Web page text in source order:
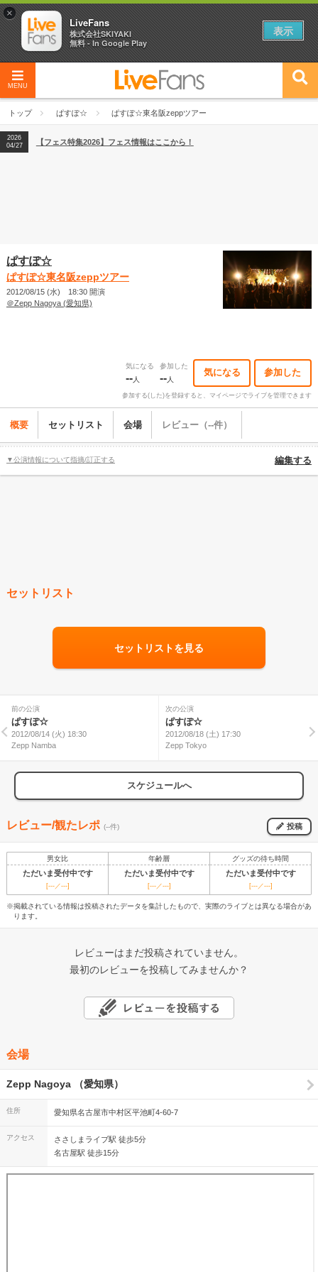
MENU
トップ ぱすぽ☆ ぱすぽ☆東名阪zeppツアー
2026
04/27
2026
【ライブ動員ランキング】2026年上半期編発表！
2026
04/27
【フェス特集2026】フェス情報はここから！
ぱすぽ☆
ぱすぽ☆東名阪zeppツアー
2012/08/15 (水) 18:30 開演
＠Zepp Nagoya (愛知県)
気になる
--人
参加した
--人
気になる 参加した
参加する(した)を登録すると、マイページでライブを管理できます
概要 セットリスト 会場 レビュー（--件）
▼公演情報について指摘/訂正する 編集する
セットリスト
セットリストを見る
前の公演
ぱすぽ☆
2012/08/14 (火) 18:30
Zepp Namba
次の公演
ぱすぽ☆
2012/08/18 (土) 17:30
Zepp Tokyo
スケジュールへ
レビュー/観たレポ (--件) 投稿
男女比 年齢層 グッズの待ち時間
ただいま受付中です ただいま受付中です ただいま受付中です
[---／---] [---／---] [---／---]
※掲載されている情報は投稿されたデータを集計したもので、実際のライブとは異なる場合があ
ります。
レビューはまだ投稿されていません。
最初のレビューを投稿してみませんか？
会場
Zepp Nagoya （愛知県）
住所 愛知県名古屋市中村区平池町4-60-7
アクセス
ささしまライブ駅 徒歩5分
名古屋駅 徒歩15分
×
LiveFans
株式会社SKIYAKI
無料 - In Google Play
表示